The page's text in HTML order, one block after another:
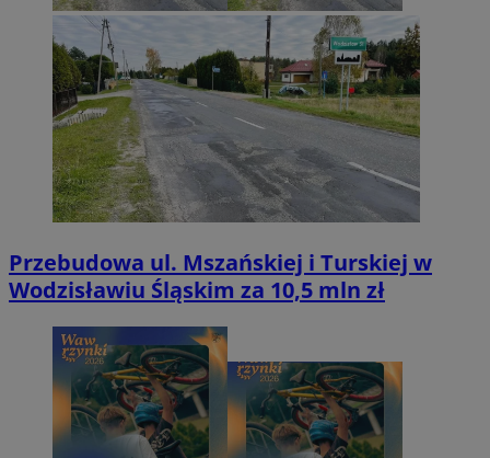
Przebudowa ul. Mszańskiej i Turskiej w
Wodzisławiu Śląskim za 10,5 mln zł